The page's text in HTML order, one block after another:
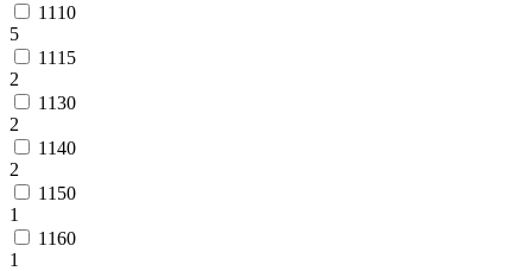
1110
5
1115
2
1130
2
1140
2
1150
1
1160
1